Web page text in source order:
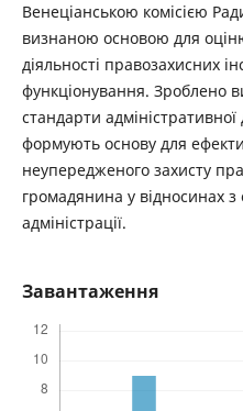
Венеціанською комісією
визнаною основою для
діяльності правозахисних
функціонування. Зроблено
стандарти
формують основу для
неупередженого захисту
громадянина у відносинах з
адміністрації.
Завантаження